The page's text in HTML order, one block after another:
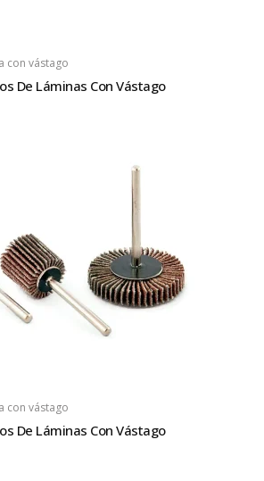
con vástago
De Láminas Con Vástago
con vástago
De Láminas Con Vástago